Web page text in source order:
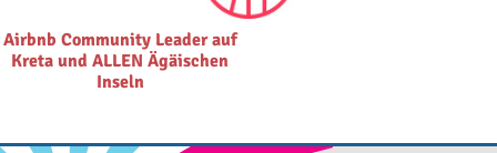
Airbnb Community Leader auf
Kreta und ALLEN Ägäischen
Inseln